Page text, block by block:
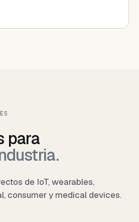
para
de IoT, wearables,
consumer y medical devices.